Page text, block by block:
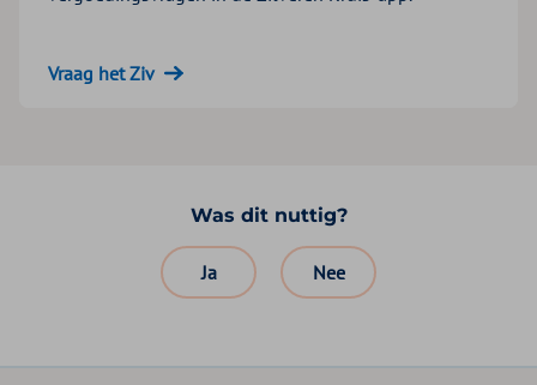
Vraag het Ziv
Was dit nuttig?
Ja Nee